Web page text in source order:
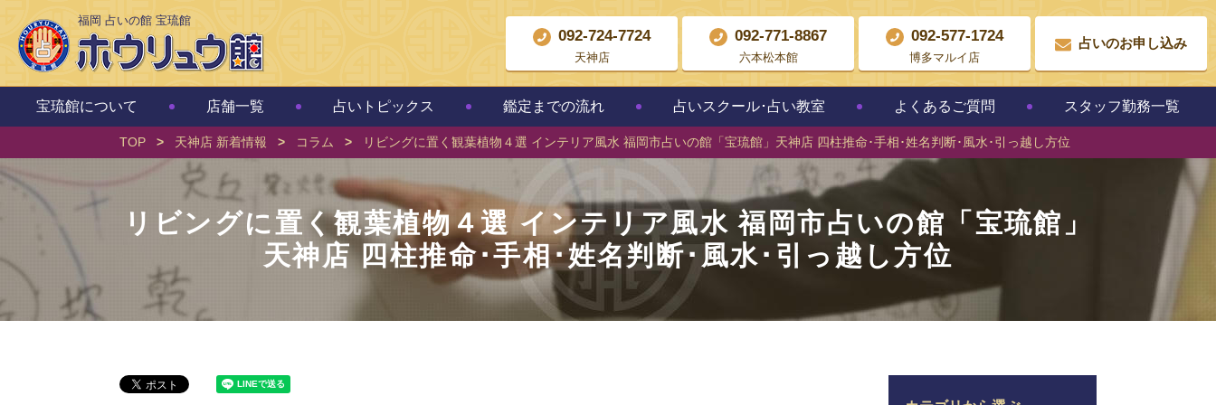
福岡 占いの館 宝琉館
092-724-7724
天神店
092-771-8867
六本松本館
092-577-1724
博多マルイ店
占いのお申し込み
宝琉館について 店舗一覧 占いトピックス 鑑定までの流れ 占いスクール･占い教室 よくあるご質問 スタッフ勤務一覧
TOP > 天神店 新着情報 > コラム > リビングに置く観葉植物４選 インテリア風水 福岡市占いの館「宝琉館」天神店 四柱推命･手相･姓名判断･風水･引っ越し方位
リビングに置く観葉植物４選 インテリア風水 福岡市占いの館「宝琉館」
天神店 四柱推命･手相･姓名判断･風水･引っ越し方位